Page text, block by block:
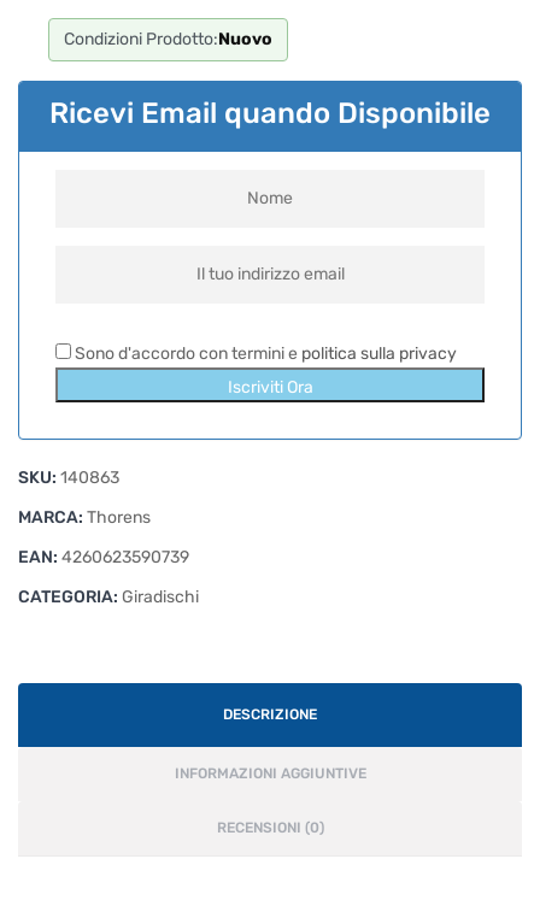
Condizioni Prodotto:Nuovo
Ricevi Email quando Disponibile
Sono d'accordo con termini e politica sulla privacy
Iscriviti Ora
SKU: 140863
MARCA: Thorens
EAN: 4260623590739
CATEGORIA: Giradischi
DESCRIZIONE
INFORMAZIONI AGGIUNTIVE
RECENSIONI (0)